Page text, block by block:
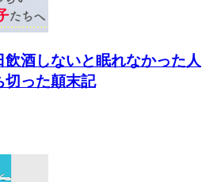
飲酒しないと眠れなかった人
切った顛末記